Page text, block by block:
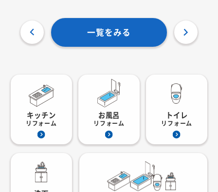
一覧をみる
キッチン
リフォーム
お風呂
リフォーム
トイレ
リフォーム